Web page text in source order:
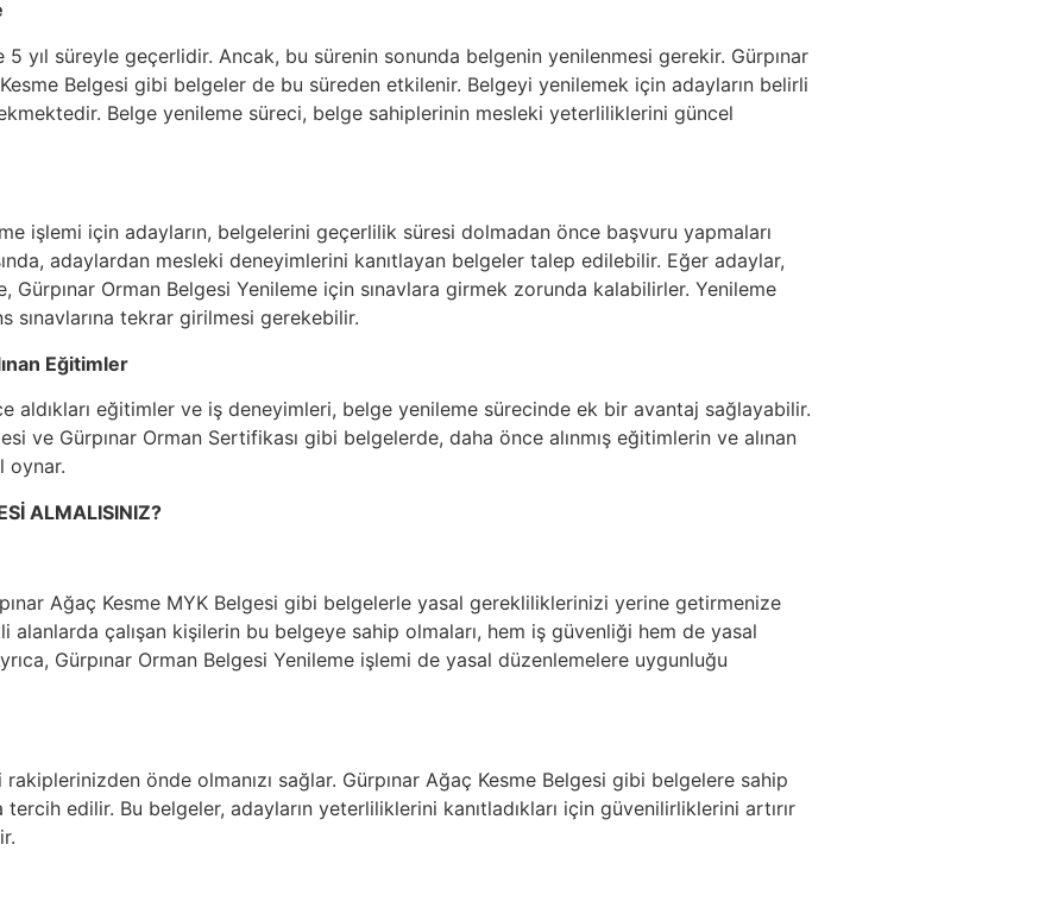
yıl süreyle geçerlidir. Ancak, bu sürenin sonunda belgenin yenilenmesi gerekir. Gürpınar
Belgesi gibi belgeler de bu süreden etkilenir. Belgeyi yenilemek için adayların belirli
Belge yenileme süreci, belge sahiplerinin mesleki yeterliliklerini güncel
işlemi için adayların, belgelerini geçerlilik süresi dolmadan önce başvuru yapmaları
adaylardan mesleki deneyimlerini kanıtlayan belgeler talep edilebilir. Eğer adaylar,
Orman Belgesi Yenileme için sınavlara girmek zorunda kalabilirler. Yenileme
sınavlarına tekrar girilmesi gerekebilir.
Eğitimler
aldıkları eğitimler ve iş deneyimleri, belge yenileme sürecinde ek bir avantaj sağlayabilir.
ve Gürpınar Orman Sertifikası gibi belgelerde, daha önce alınmış eğitimlerin ve alınan
oynar.
ALMALISINIZ?
Ağaç Kesme MYK Belgesi gibi belgelerle yasal gerekliliklerinizi yerine getirmenize
alanlarda çalışan kişilerin bu belgeye sahip olmaları, hem iş güvenliği hem de yasal
Gürpınar Orman Belgesi Yenileme işlemi de yasal düzenlemelere uygunluğu
önde olmanızı sağlar. Gürpınar Ağaç Kesme Belgesi gibi belgelere sahip
edilir. Bu belgeler, adayların yeterliliklerini kanıtladıkları için güvenilirliklerini artırır